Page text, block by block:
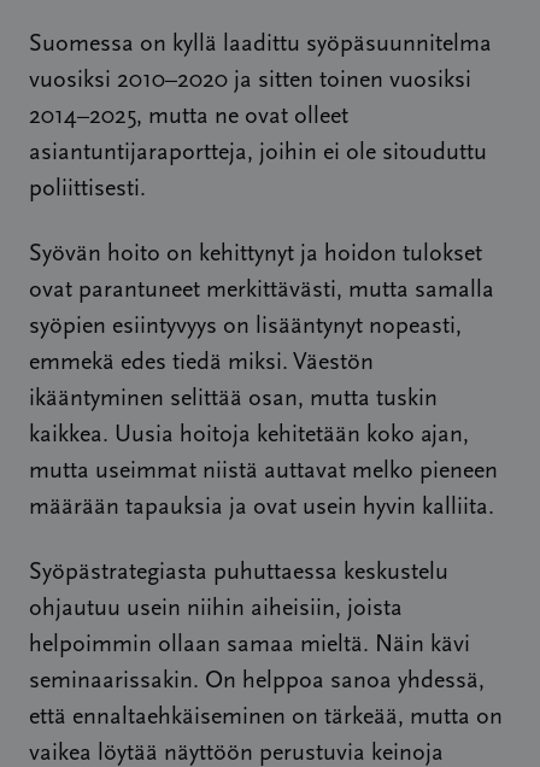
Suomessa on kyllä laadittu syöpäsuunnitelma
vuosiksi 2010–2020 ja sitten toinen vuosiksi
2014–2025, mutta ne ovat olleet
asiantuntijaraportteja, joihin ei ole sitouduttu
poliittisesti.
Syövän hoito on kehittynyt ja hoidon tulokset
ovat parantuneet merkittävästi, mutta samalla
syöpien esiintyvyys on lisääntynyt nopeasti,
emmekä edes tiedä miksi. Väestön
ikääntyminen selittää osan, mutta tuskin
kaikkea. Uusia hoitoja kehitetään koko ajan,
mutta useimmat niistä auttavat melko pieneen
määrään tapauksia ja ovat usein hyvin kalliita.
Syöpästrategiasta puhuttaessa keskustelu
ohjautuu usein niihin aiheisiin, joista
helpoimmin ollaan samaa mieltä. Näin kävi
seminaarissakin. On helppoa sanoa yhdessä,
että ennaltaehkäiseminen on tärkeää, mutta on
vaikea löytää näyttöön perustuvia keinoja